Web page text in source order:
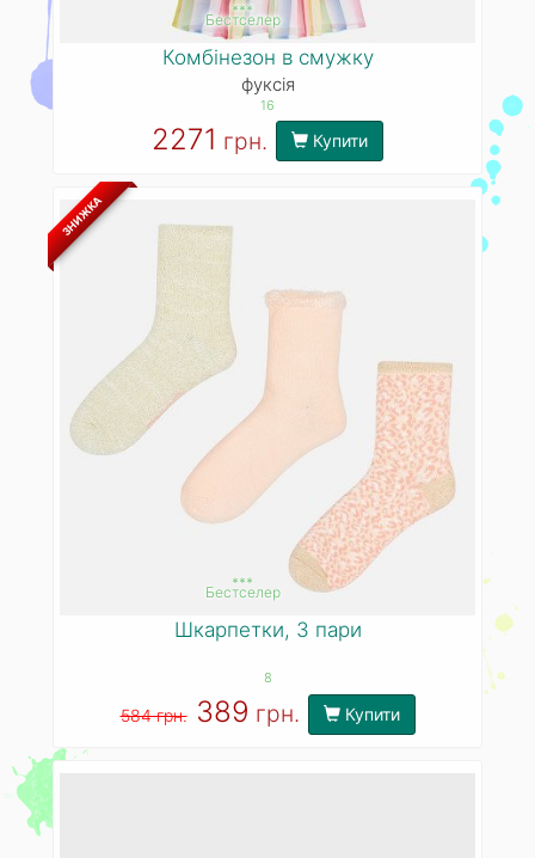
***
Бестселер
Комбінезон в смужку
фуксія
16
2271 грн. Купити
ЗНИЖКА
***
Бестселер
Шкарпетки, 3 пари
8
584 грн. 389 грн. Купити